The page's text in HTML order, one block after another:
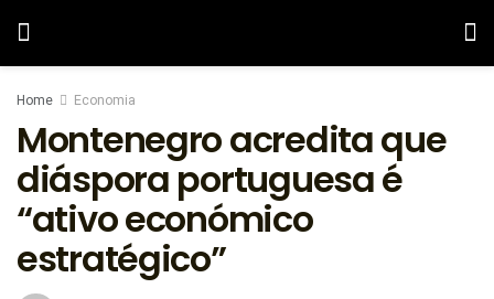
Home Economia
Montenegro acredita que
diáspora portuguesa é
“ativo económico
estratégico”